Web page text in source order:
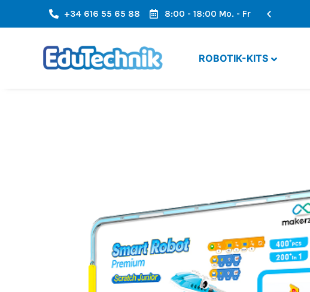
+34 616 55 65 88 8:00 - 18:00 Mo. - Fr
FLÄCHE EUROPAS SCHNELLER VERSAND, SCHNELLE ANKUNFT
ROBOTIK-KITS